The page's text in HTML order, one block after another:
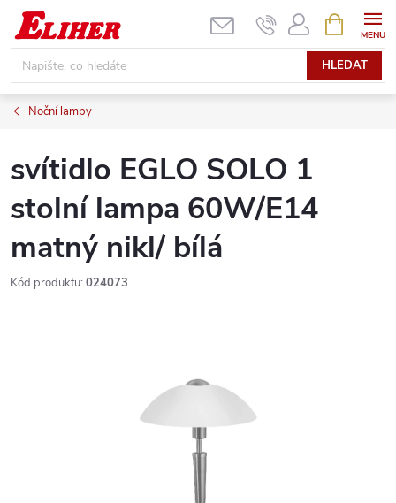
Přejít
obsah
HLEDAT
NÁKUPNÍ
KOŠÍK
Noční lampy
svítidlo EGLO SOLO 1
stolní lampa 60W/E14
matný nikl/ bílá
Kód produktu: 024073